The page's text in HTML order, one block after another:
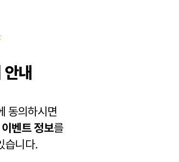
내
동의하시면
이벤트 정보를
습니다.